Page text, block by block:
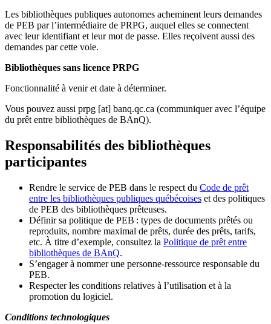
Les bibliothèques publiques autonomes acheminent leurs demandes
de PEB par l’intermédiaire de PRPG, auquel elles se connectent
avec leur identifiant et leur mot de passe. Elles reçoivent aussi des
demandes par cette voie.
Bibliothèques sans licence PRPG
Fonctionnalité à venir et date à déterminer.
Vous pouvez aussi prpg [at] banq.qc.ca (communiquer avec l’équipe
du prêt entre bibliothèques de BAnQ).
Responsabilités des bibliothèques
participantes
Rendre le service de PEB dans le respect du Code de prêt
entre les bibliothèques publiques québécoises et des politiques
de PEB des bibliothèques prêteuses.
Définir sa politique de PEB : types de documents prêtés ou
reproduits, nombre maximal de prêts, durée des prêts, tarifs,
etc. À titre d’exemple, consultez la Politique de prêt entre
bibliothèques de BAnQ.
S’engager à nommer une personne-ressource responsable du
PEB.
Respecter les conditions relatives à l’utilisation et à la
promotion du logiciel.
Conditions technologiques